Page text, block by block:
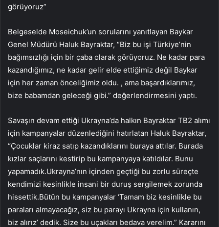
görüyoruz”
Belgeselde Moseichuk’un sorularını yanıtlayan Baykar
Genel Müdürü Haluk Bayraktar, “Biz bu işi Türkiye’nin
bağımsızlığı için bir çaba olarak görüyoruz. Ne kadar para
kazandığımız, ne kadar gelir elde ettiğimiz değil Baykar
için her zaman önceliğimiz oldu. , ama başardıklarımız,
bize babamdan geleceği gibi.” değerlendirmesini yaptı.
Savaşın devam ettiği Ukrayna’da halkın Bayraktar TB2 alımı
için kampanyalar düzenlediğini hatırlatan Haluk Bayraktar,
“Çocuklar kiraz satıp kazandıklarını buraya attılar. Burada
kızlar saçlarını kestirip bu kampanyaya katıldılar. Bunu
yapamadık.Ukrayna’nın içinden geçtiği bu zorlu süreçte
kendimizi kesinlikle insani bir duruş sergilemek zorunda
hissettik.Bütün bu kampanyalar ‘Tamam biz kesinlikle bu
paraları almayacağız, siz bu parayı Ukrayna için kullanın,
biz alırız’ dedik. Size bu uçakları bedava verelim.” Kararını